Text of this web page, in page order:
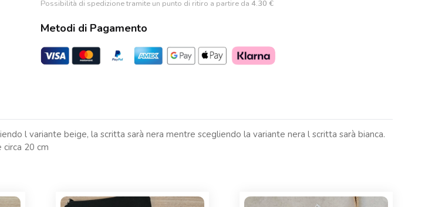
Possibilità di spedizione tramite un punto di ritiro a partire da 4.30 €
Metodi di Pagamento
l variante beige, la scritta sarà nera mentre scegliendo la variante nera l scritta sarà bianca.
20 cm